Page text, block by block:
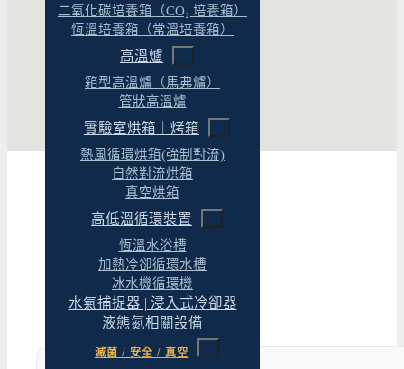
二氧化碳培養箱（CO₂ 培養箱）
恆溫培養箱（常溫培養箱）
高溫爐
箱型高溫爐（馬弗爐）
管狀高溫爐
實驗室烘箱｜烤箱
熱風循環烘箱(強制對流)
自然對流烘箱
真空烘箱
高低溫循環裝置
恆溫水浴槽
加熱冷卻循環水槽
冰水機循環機
水氣捕捉器 | 浸入式冷卻器
液態氮相關設備
滅菌 / 安全 / 真空